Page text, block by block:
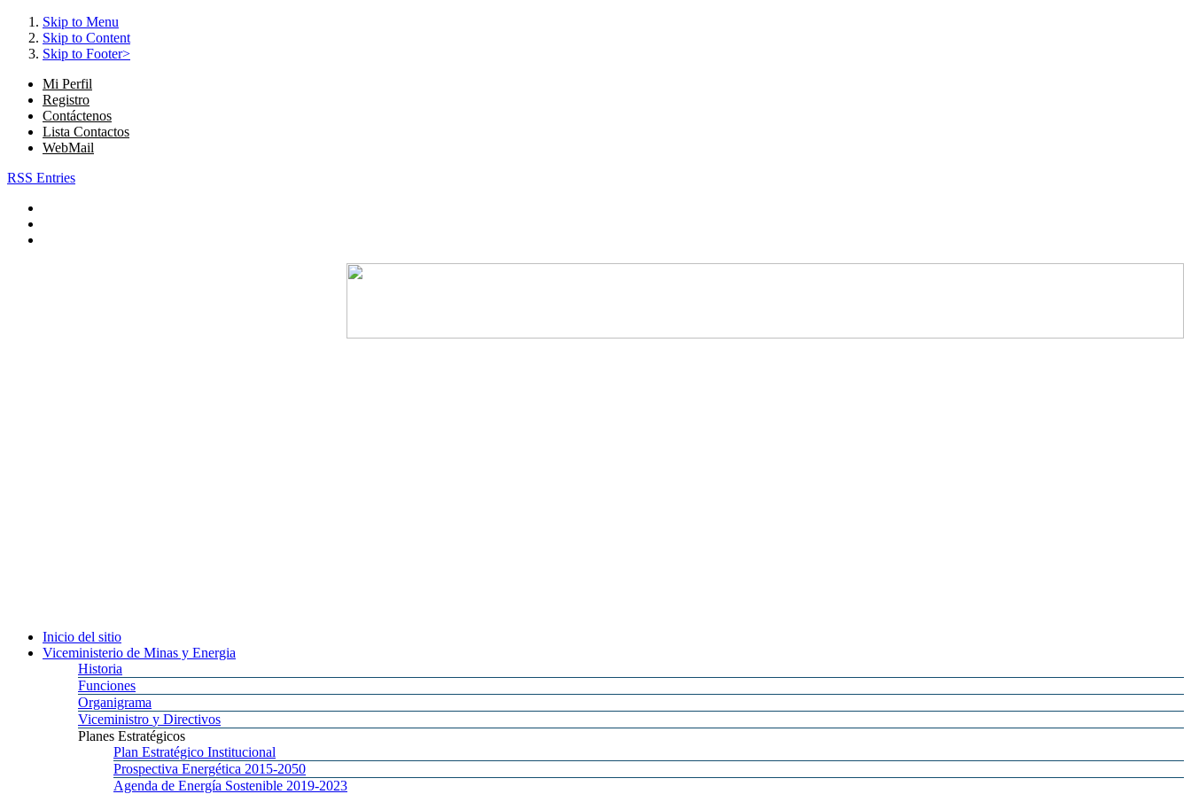
Skip to Menu
Skip to Content
Skip to Footer>
Mi Perfil
Registro
Contáctenos
Lista Contactos
WebMail
RSS Entries
Inicio del sitio
Viceministerio de Minas y Energia
Historia
Funciones
Organigrama
Viceministro y Directivos
Planes Estratégicos
Plan Estratégico Institucional
Prospectiva Energética 2015-2050
Agenda de Energía Sostenible 2019-2023